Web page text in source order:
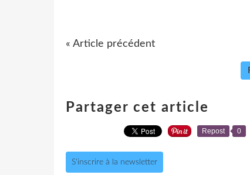
« Article précédent
Partager cet article
Repost 0
S'inscrire à la newsletter